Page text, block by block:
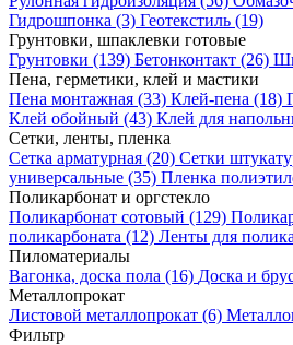
Гидрошпонка (3) Геотекстиль (19)
Грунтовки, шпаклевки готовые
Грунтовки (139) Бетонконтакт (26)
Пена, герметики, клей и мастики
Пена монтажная (33) Клей-пена (18)
Клей обойный (43) Клей для
Сетки, ленты, пленка
Сетка арматурная (20) Сетки
универсальные (35) Пленка
Поликарбонат и оргстекло
Поликарбонат сотовый (129)
поликарбоната (12) Ленты для
Пиломатериалы
Вагонка, доска пола (16) Доска и
Металлопрокат
Листовой металлопрокат (6)
Фильтр